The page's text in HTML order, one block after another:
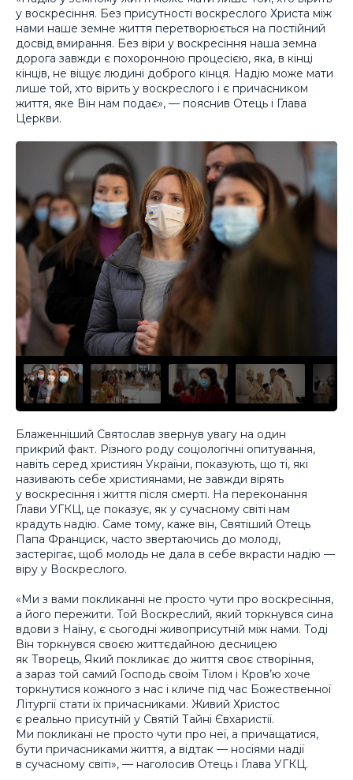
у воскресіння. Без присутності воскреслого Христа між
нами наше земне життя перетворюється на постійний
досвід вмирання. Без віри у воскресіння наша земна
дорога завжди є похоронною процесією, яка, в кінці
кінців, не віщує людині доброго кінця. Надію може мати
лише той, хто вірить у воскреслого і є причасником
життя, яке Він нам подає», — пояснив Отець і Глава
Церкви.
Блаженніший Святослав звернув увагу на один
прикрий факт. Різного роду соціологічні опитування,
навіть серед християн України, показують, що ті, які
називають себе християнами, не завжди вірять
у воскресіння і життя після смерті. На переконання
Глави УГКЦ, це показує, як у сучасному світі нам
крадуть надію. Саме тому, каже він, Святіший Отець
Папа Франциск, часто звертаючись до молоді,
застерігає, щоб молодь не дала в себе вкрасти надію —
віру у Воскреслого.
«Ми з вами покликанні не просто чути про воскресіння,
а його пережити. Той Воскреслий, який торкнувся сина
вдови з Наїну, є сьогодні живоприсутній між нами. Тоді
Він торкнувся своєю життєдайною десницею
як Творець, Який покликає до життя своє створіння,
а зараз той самий Господь своїм Тілом і Кров’ю хоче
торкнутися кожного з нас і кличе під час Божественної
Літургії стати їх причасниками. Живий Христос
є реально присутній у Святій Тайні Євхаристії.
Ми покликані не просто чути про неї, а причащатися,
бути причасниками життя, а відтак — носіями надії
в сучасному світі», — наголосив Отець і Глава УГКЦ.